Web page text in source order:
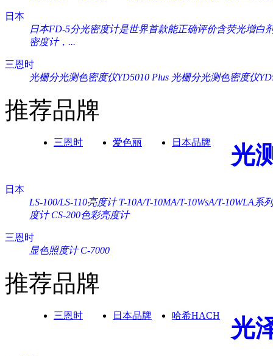
日本
日本FD-5分光密度计是世界首款能正确评价含荧光增白
密度计，...
三恩时
光栅分光测色密度仪YD5010 Plus 光栅分光测色密度仪
推荐品牌
三恩时 爱色丽 日本品牌 光
日本
LS-100/LS-110亮度计 T-10A/T-10MA/T-10WsA/T-10WLA系
度计 CS-200色彩亮度计
三恩时
显色照度计 C-7000
推荐品牌
三恩时 日本品牌 哈希HACH 光